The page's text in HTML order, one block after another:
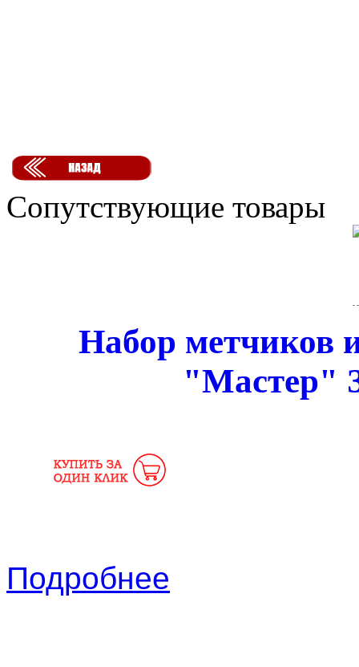
Сопутствующие товары
Набор метчиков
"Мастер"
Подробнее